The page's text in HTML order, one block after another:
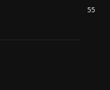
55